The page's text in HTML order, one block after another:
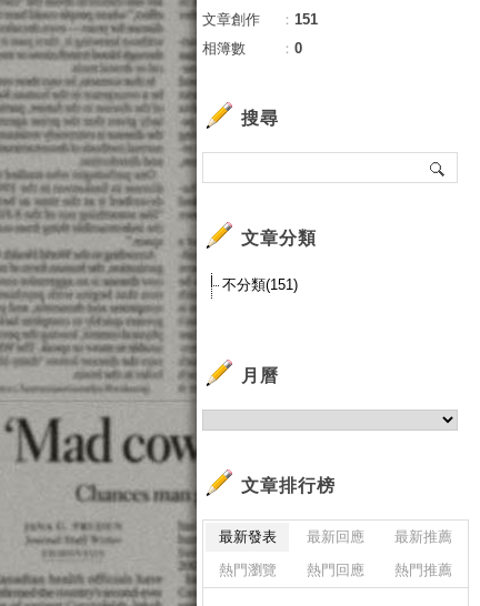
文章創作
： 151
相簿數
： 0
搜尋
文章分類
不分類(151)
月曆
文章排行榜
最新發表 最新回應
最新推薦
熱門瀏覽
熱門回應 熱門推薦